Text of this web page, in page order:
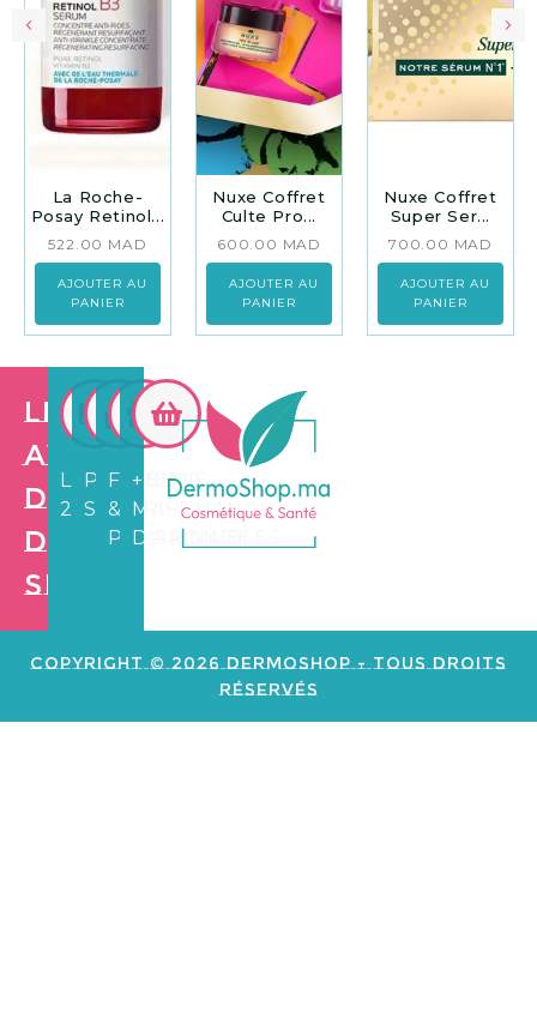
La Roche-
Posay Retinol...
522.00 MAD
AJOUTER AU
PANIER
Nuxe Coffret
Culte Pro...
600.00 MAD
AJOUTER AU
PANIER
Nuxe Coffret
Super Ser...
700.00 MAD
AJOUTER AU
PANIER
Les
avantages
de
Dermo
Shop
LIVRAISON
24/72H
PAIEMENT
SÉCURISÉ
FIDÉLITÉ
&
PARRAINAGE
+3.500
MARCHANDS
DISPONIBLES
Copyright © 2026 Dermoshop - Tous Droits
Réservés